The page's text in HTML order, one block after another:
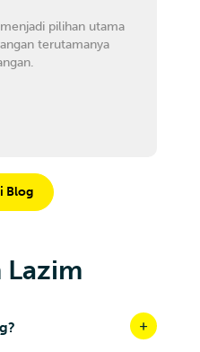
pilihan utama
terutamanya
Blog
Lazim